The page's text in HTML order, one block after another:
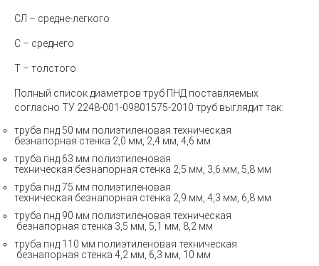
СЛ – средне-легкого
С – среднего
Т – толстого
Полный список диаметров труб ПНД поставляемых
согласно ТУ 2248-001-09801575-2010 труб выглядит так:
труба пнд 50 мм полиэтиленовая техническая
безнапорная стенка 2,0 мм, 2,4 мм, 4,6 мм
труба пнд 63 мм полиэтиленовая
техническая безнапорная стенка 2,5 мм, 3,6 мм, 5,8 мм
труба пнд 75 мм полиэтиленовая
техническая безнапорная стенка 2,9 мм, 4,3 мм, 6,8 мм
труба пнд 90 мм полиэтиленовая техническая
безнапорная стенка 3,5 мм, 5,1 мм, 8,2 мм
труба пнд 110 мм полиэтиленовая техническая
безнапорная стенка 4,2 мм, 6,3 мм, 10 мм